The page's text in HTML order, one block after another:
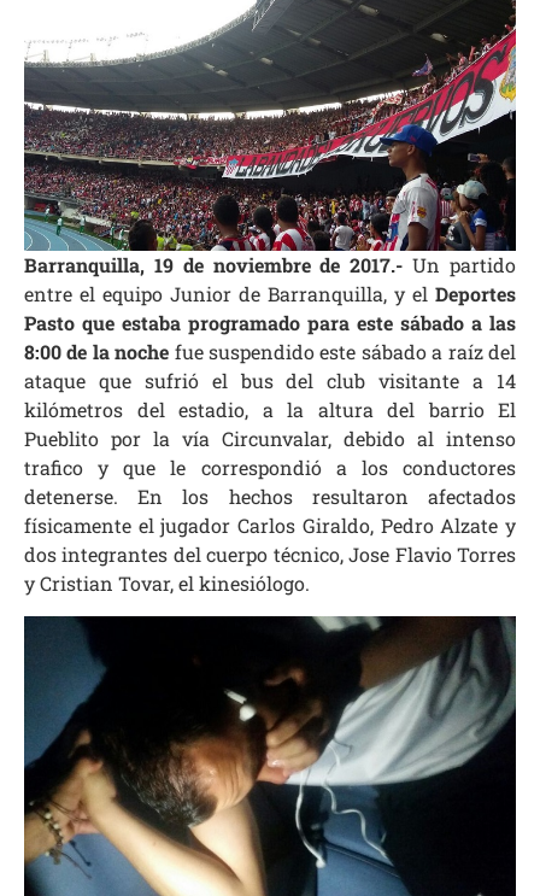
Barranquilla, 19 de noviembre de 2017.- Un partido
entre el equipo Junior de Barranquilla, y el Deportes
Pasto que estaba programado para este sábado a las
8:00 de la noche fue suspendido este sábado a raíz del
ataque que sufrió el bus del club visitante a 14
kilómetros del estadio, a la altura del barrio El
Pueblito por la vía Circunvalar, debido al intenso
trafico y que le correspondió a los conductores
detenerse. En los hechos resultaron afectados
físicamente el jugador Carlos Giraldo, Pedro Alzate y
dos integrantes del cuerpo técnico, Jose Flavio Torres
y Cristian Tovar, el kinesiólogo.